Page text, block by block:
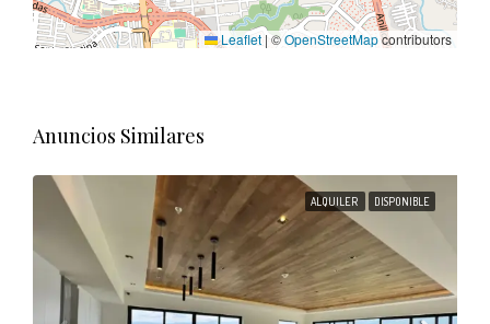
Leaflet | ©OpenStreetMapcontributors
Anuncios Similares
ALQUILER DISPONIBLE